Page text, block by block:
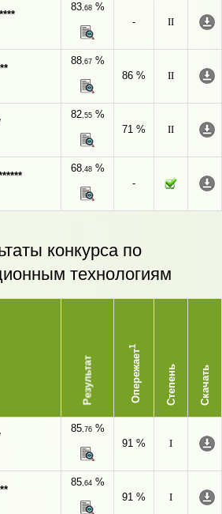
83,68%
-
II
88,67%
86 %
II
82,55%
71 %
II
68,48%
-
конкурса по
технологиям
Результат Опережает
1
Степень Скачать
85,76%
91 %
I
85,64%
91 %
I